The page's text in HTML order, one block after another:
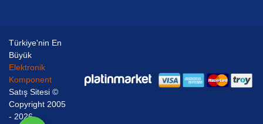
Türkiye'nin En
Büyük
Elektronik
Komponent
Satış Sitesi ©
Copyright 2005
- 2026